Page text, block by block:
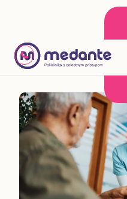
Klientske centrum
+421 2 20 302 303